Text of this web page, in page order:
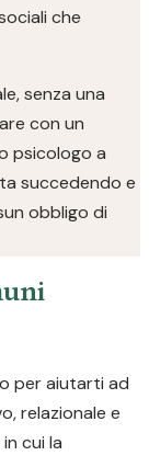
che
senza una
con un
psicologo a
succedendo e
obbligo di
per aiutarti ad
relazionale e
cui la